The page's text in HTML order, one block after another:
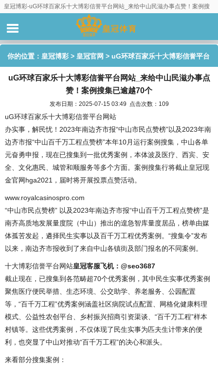
皇冠博彩-uG环球百家乐十大博彩信誉平台网站_来给中山民滋办事点赞！案例搜
你的位置： 皇冠博彩 > 皇冠官网 > uG环球百家乐十大博彩信誉平台
网站_来给中山民滋办事点赞！案例搜集已逾越70个
uG环球百家乐十大博彩信誉平台网站_来给中山民滋办事点
赞！案例搜集已逾越70个
发布日期：2025-07-15 03:49 点击次数：109
uG环球百家乐十大博彩信誉平台网站
办实事，解民忧！2023年南边齐市报“中山市民点赞榜”以及2023年南
边齐市报“中山百千万工程点赞榜”本年10月运行案例搜集，中山各单
元奋勇申报，现在已搜集到一批优秀案例，本体波及医疗、西宾、安
全、文化惠民、城管和顺服务等多个方面。案例搜集行将截止皇冠现
金官网hga2021，届时将开展投票点赞活动。
www.royalcasinospro.com
“中山市民点赞榜” 以及2023年南边齐市报“中山百千万工程点赞榜”是
南齐高质地发展量度院（中山）推出的遑急智库量度居品，榜单由媒
体孤苦发起，遴择民生实事以及百千万工程优秀案例。“搜集令”发布
以来，南边齐市报收到了来自中山各镇街及部门报名的不同案例。
十大博彩信誉平台网站皇冠客服飞机：@seo3687
截止现在，已搜集到各范畴超70个优秀案例，其中民生实事优秀案例
聚焦医疗便民举措、生态环境、公交助学、养老服务、公园配置
等，“百千万工程”优秀案例涵盖社区病院试点配置、网格化健康料理
模式、公益性农创平台、乡村振兴招商引资渠谈、“百千万工程”样本
村镇等。这些优秀案例，不仅体现了民生实事为匹夫生计带来的便
利，也突显了中山对推动“百千万工程”的决心和派头。
来看部分搜集案例：